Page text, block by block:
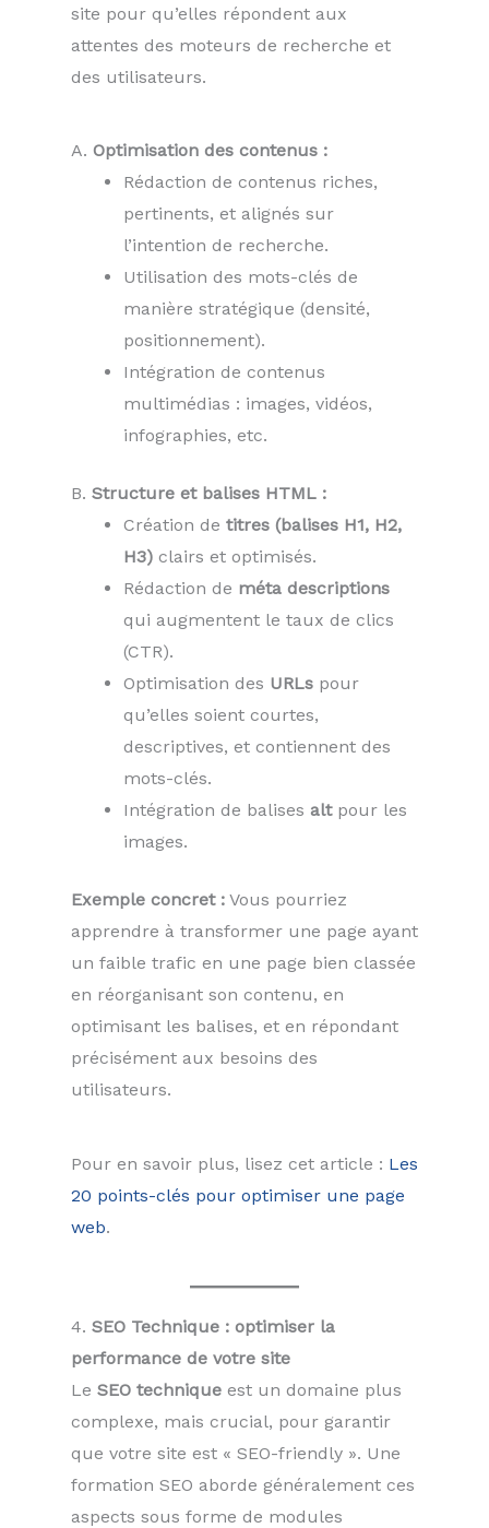
site pour qu’elles répondent aux
attentes des moteurs de recherche et
des utilisateurs.
A. Optimisation des contenus :
Rédaction de contenus riches,
pertinents, et alignés sur
l’intention de recherche.
Utilisation des mots-clés de
manière stratégique (densité,
positionnement).
Intégration de contenus
multimédias : images, vidéos,
infographies, etc.
B. Structure et balises HTML :
Création de titres (balises H1, H2,
H3) clairs et optimisés.
Rédaction de méta descriptions
qui augmentent le taux de clics
(CTR).
Optimisation des URLs pour
qu’elles soient courtes,
descriptives, et contiennent des
mots-clés.
Intégration de balises altpour les
images.
Exemple concret : Vous pourriez
apprendre à transformer une page ayant
un faible trafic en une page bien classée
en réorganisant son contenu, en
optimisant les balises, et en répondant
précisément aux besoins des
utilisateurs.
Pour en savoir plus, lisez cet article : Les
20 points-clés pour optimiser une page
web.
4. SEO Technique : optimiser la
performance de votre site
Le SEO technique est un domaine plus
complexe, mais crucial, pour garantir
que votre site est « SEO-friendly ». Une
formation SEO aborde généralement ces
aspects sous forme de modules